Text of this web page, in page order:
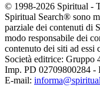
© 1998-2026 Spiritual -
Spiritual Search® sono
parziale dei contenuti di
modo responsabile dei
contenuto dei siti ad essi
Società editrice: Gruppo
Imp. PD 02709800284 -
E-mail: